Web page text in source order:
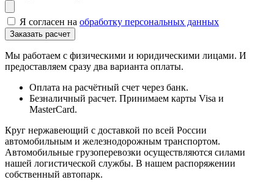
Я согласен на обработку персональных данных
Мы работаем с физическими и юридическими лицами. И
предоставляем сразу два варианта оплаты.
Оплата на расчётный счет через банк.
Безналичный расчет. Принимаем карты Visa и
MasterCard.
Круг нержавеющий с доставкой по всей России
автомобильным и железнодорожным транспортом.
Автомобильные грузоперевозки осуществляются силами
нашей логистической службы. В нашем распоряжении
собственный автопарк.